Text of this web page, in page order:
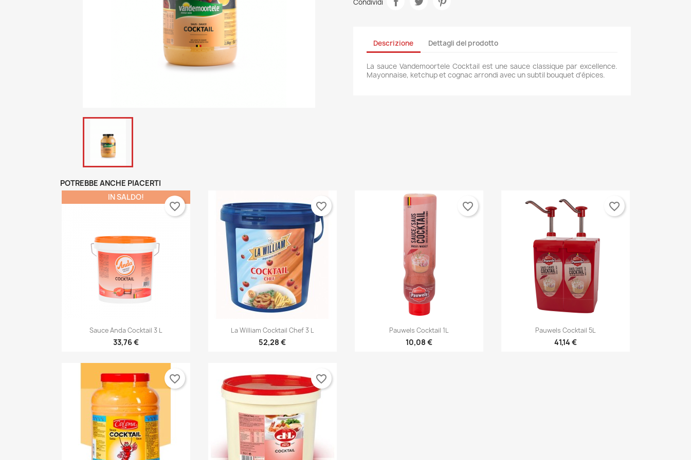
Condividi
Descrizione Dettagli del prodotto
La sauce Vandemoortele Cocktail est une sauce classique par excellence.
Mayonnaise, ketchup et cognac arrondi avec un subtil bouquet d'épices.
POTREBBE ANCHE PIACERTI
Anteprima
Sauce Anda Cocktail 3 L
33,76 €
IN SALDO!
favorite_border
Anteprima
La William Cocktail Chef 3 L
52,28 €
favorite_border
Anteprima
Pauwels Cocktail 1L
10,08 €
favorite_border
Anteprima
Pauwels Cocktail 5L
41,14 €
favorite_border
favorite_border favorite_border